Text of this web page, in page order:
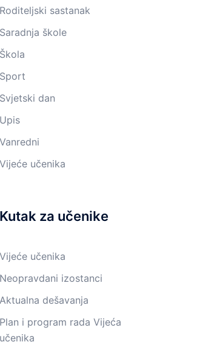
Roditeljski sastanak
Saradnja škole
Škola
Sport
Svjetski dan
Upis
Vanredni
Vijeće učenika
Kutak za učenike
Vijeće učenika
Neopravdani izostanci
Aktualna dešavanja
Plan i program rada Vijeća
učenika